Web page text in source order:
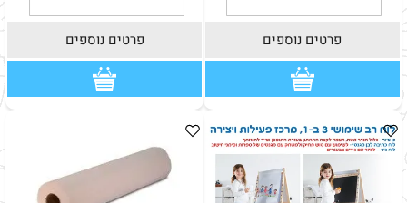
פרטים נוספים פרטים נוספים